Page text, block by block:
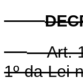
Art. 1º
1º da Lei